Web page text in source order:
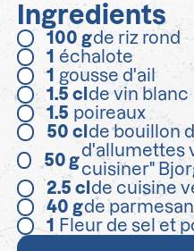
Ingredients
100 gde riz rond
1 échalote
1 gousse d'ail
1.5 cl de vin blanc
1.5 poireaux
50 cl de bouillon
50 gd'allumettes
cuisiner"
2.5 clde cuisine
40 gde
1
Fleur de sel et